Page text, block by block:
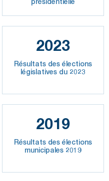
2023
Résultats des élections
législatives du 2023
2019
Résultats des élections
municipales 2019